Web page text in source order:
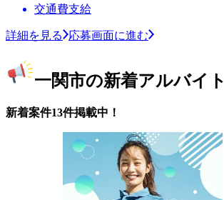
交通費支給
詳細を見る 応募画面に進む
一関市の新着アルバイト
新着案件13件掲載中！